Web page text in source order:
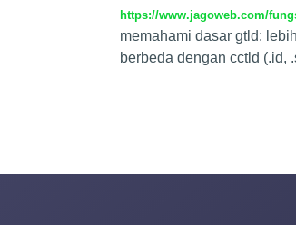
https://www.jagoweb.com/
memahami dasar gtld:
berbeda dengan cctld (.id,